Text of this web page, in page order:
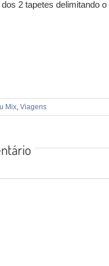
2 tapetes delimitando o
Mix, Viagens